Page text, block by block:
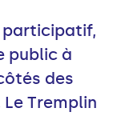
participatif,
public à
des
Tremplin